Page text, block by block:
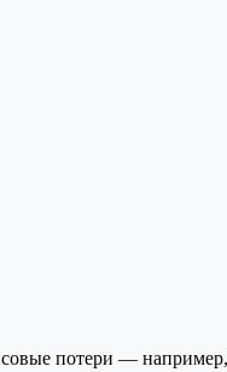
потери —